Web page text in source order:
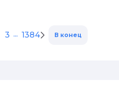
3 ... 1384 В конец